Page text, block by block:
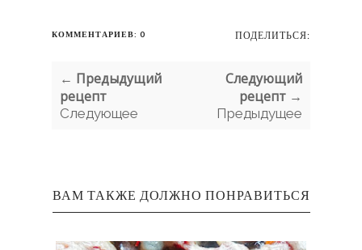
КОММЕНТАРИЕВ: 0 ПОДЕЛИТЬСЯ:
← Предыдущий
рецепт
Следующее
Следующий
рецепт →
Предыдущее
ВАМ ТАКЖЕ ДОЛЖНО ПОНРАВИТЬСЯ